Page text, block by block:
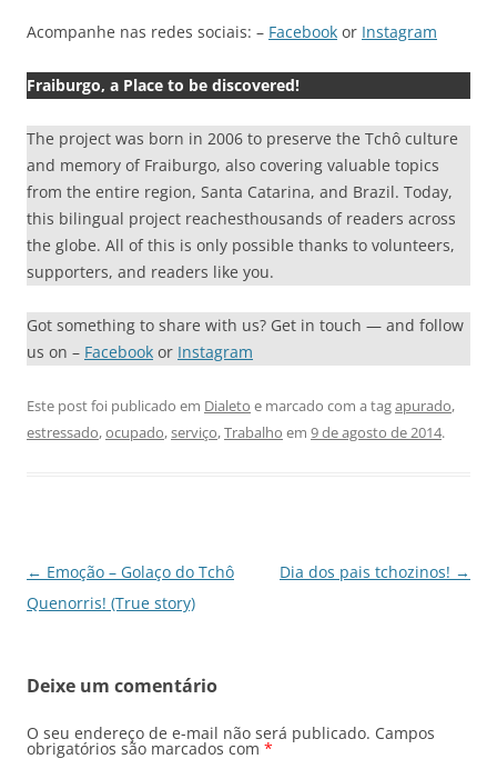
Acompanhe nas redes sociais: – Facebook or Instagram
Fraiburgo, a Place to be discovered!
The project was born in 2006 to preserve the Tchô culture
and memory of Fraiburgo, also covering valuable topics
from the entire region, Santa Catarina, and Brazil. Today,
this bilingual project reachesthousands of readers across
the globe. All of this is only possible thanks to volunteers,
supporters, and readers like you.
Got something to share with us? Get in touch — and follow
us on – Facebook or Instagram
Este post foi publicado em Dialeto e marcado com a tagapurado,
estressado,ocupado,serviço,Trabalho em 9 de agosto de 2014.
Navegação
de
← Emoção – Golaço do Tchô
Quenorris! (True story)
Dia dos pais tchozinos! →
Deixe um comentário
O seu endereço de e-mail não será publicado. Campos
obrigatórios são marcados com *